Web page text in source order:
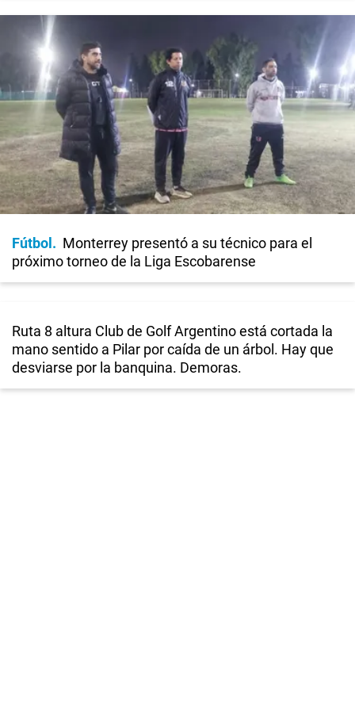
Fútbol
Monterrey presentó a su técnico para el
próximo torneo de la Liga Escobarense
Ruta 8 altura Club de Golf Argentino está cortada la
mano sentido a Pilar por caída de un árbol. Hay que
desviarse por la banquina. Demoras.